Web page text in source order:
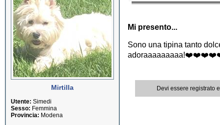
Mirtilla
Utente: Simedi
Sesso: Femmina
Provincia: Modena
Mi presento...
Sono una tipina tanto
Devi essere registrato